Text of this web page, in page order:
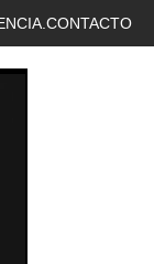
CONTACTO